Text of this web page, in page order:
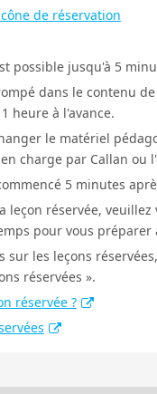
de réservation
possible jusqu'à 5
dans le contenu
heure à l'avance.
le matériel
charge par Callan ou
5 minutes
leçon réservée,
pour vous préparer
sur les leçons
réservées ».
réservée ?